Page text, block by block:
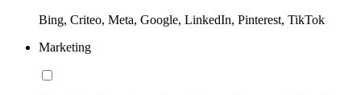
Bing, Criteo, Meta, Google, LinkedIn, Pinterest, TikTok
Marketing